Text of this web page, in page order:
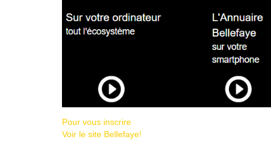
Pour vous inscrire
Voir le site Bellefaye!